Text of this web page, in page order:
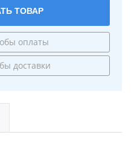
ТОВАР
оплаты
доставки